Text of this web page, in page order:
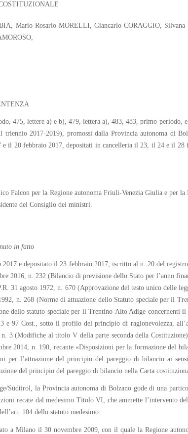
Mario Rosario MORELLI, Giancarlo CORAGGIO,
475, lettere a) e b), 479, lettera a), 483, 483, primo periodo,
2017-2019), promossi dalla Provincia autonoma di
il 20 febbraio 2017, depositati in cancelleria il 23, il 24 e il 28
Falcon per la Regione autonoma Friuli-Venezia Giulia e per
del Consiglio dei ministri.
in fatto
e depositato il 23 febbraio 2017, iscritto al n. 20 del
2016, n. 232 (Bilancio di previsione dello Stato per l’anno
agosto 1972, n. 670 (Approvazione del testo unico delle
n. 268 (Norme di attuazione dello Statuto speciale per il
dello statuto speciale per il Trentino-Alto Adige concernenti
97 Cost., sotto il profilo del principio di ragionevolezza,
3 (Modifiche al titolo V della parte seconda della
2014, n. 190, recante «Disposizioni per la formazione del
l’attuazione del principio del pareggio di bilancio ai
del principio del pareggio di bilancio nella Carta
la Provincia autonoma di Bolzano gode di una
recate dal medesimo Titolo VI, che ammette l’intervento
104 dello statuto medesimo.
a Milano il 30 novembre 2009, con il quale la Regione